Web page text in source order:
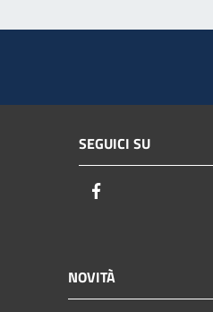
SEGUICI SU
NOVITÀ